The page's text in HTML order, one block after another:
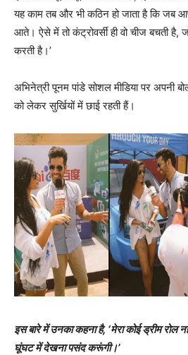
यह काम तब और भी कठिन हो जाता है कि जब
आते। ऐसे में तो कंट्रोवर्सी ही वो चीज बचती
करती है।’
अभिनेत्री पूनम पांडे सोशल मीडिया पर अपनी
को लेकर सुर्खियों में छाई रहती हैं।
इस बारे में उनका कहना है, ‘मेरा कोई ड्रीम रोल
घूंघट में देखना पसंद करूंगी।’